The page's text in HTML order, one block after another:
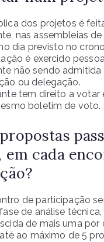
dos projetos é
nas assembleias
dia previsto no
é exercido
não sendo
ou delegação.
tem direito a votar
boletim de voto.
em cada
de participação
de análise
de mais uma por
ao máximo de 5